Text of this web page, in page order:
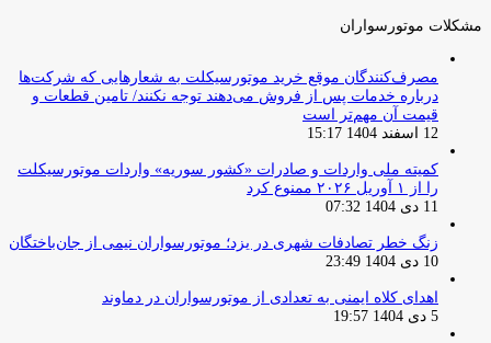
مشکلات موتورسواران
مصرف‌کنندگان موقع خرید موتورسیکلت به شعارهایی که شرکت‌ها
درباره خدمات پس از فروش می‌دهند توجه نکنند/ تامین قطعات و
قیمت آن مهم‌تر است
12 اسفند 1404 15:17
کمیته ملی واردات و صادرات «کشور سوریه» واردات موتورسیکلت
را از ۱ آوریل ۲۰۲۶ ممنوع کرد
11 دی 1404 07:32
زنگ خطر تصادفات شهری در یزد؛ موتورسواران نیمی از جان‌باختگان
10 دی 1404 23:49
اهدای کلاه ایمنی به تعدادی از موتورسواران در دماوند
5 دی 1404 19:57